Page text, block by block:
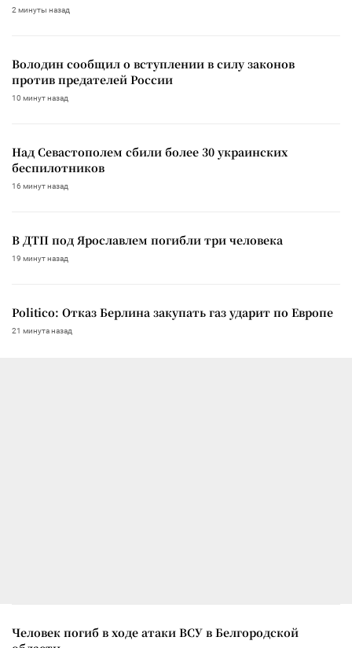
2 минуты назад
Володин сообщил о вступлении в силу законов
против предателей России
10 минут назад
Над Севастополем сбили более 30 украинских
беспилотников
16 минут назад
В ДТП под Ярославлем погибли три человека
19 минут назад
Politico: Отказ Берлина закупать газ ударит по Европе
21 минута назад
Человек погиб в ходе атаки ВСУ в Белгородской